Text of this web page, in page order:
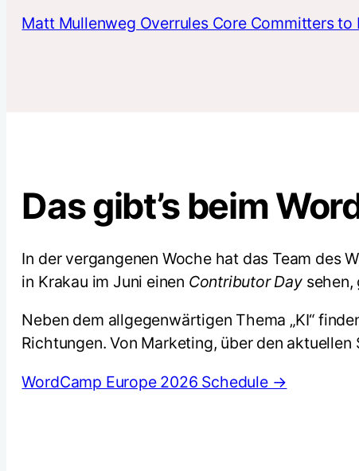
Matt Mullenweg Overrules Core Committers to
Das gibt’s beim
In der vergangenen Woche hat das Team des
in Krakau im Juni einen Contributor Daysehen,
Neben dem allgegenwärtigen Thema „KI“
Richtungen. Von Marketing, über den
WordCamp Europe 2026 Schedule →